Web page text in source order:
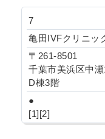
7
亀田IVFクリニッ
〒261-8501
千葉市美浜区中
D棟3階
●
[1][2]